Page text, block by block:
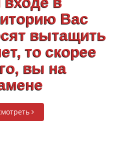
Вас
вытащить
то скорее
вы на